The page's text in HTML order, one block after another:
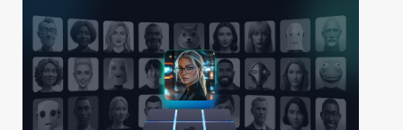
HINTA.FI
KAUPPA
VAIHDA TEEMA